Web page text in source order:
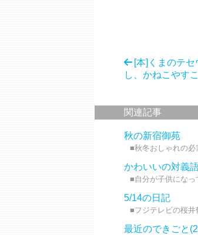
[本]くまのテ
し、かねこやすこ
関連記事
秋の新宿御苑
■秋冬おしゃれの
かわいいの対義
■自分が子供にな
5/14の日記
■フジテレビの桜
最近のできごと